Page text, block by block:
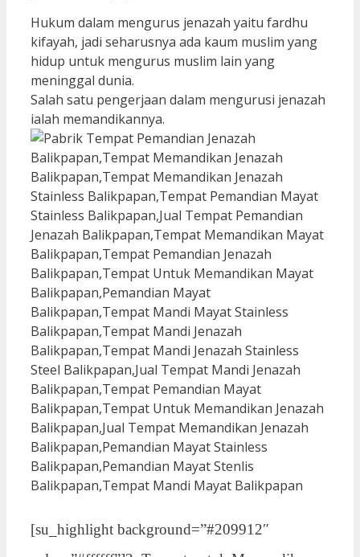
Hukum dalam mengurus jenazah yaitu fardhu
kifayah, jadi seharusnya ada kaum muslim yang
hidup untuk mengurus muslim lain yang
meninggal dunia.
Salah satu pengerjaan dalam mengurusi jenazah
ialah memandikannya.
[su_highlight background=”#209912″